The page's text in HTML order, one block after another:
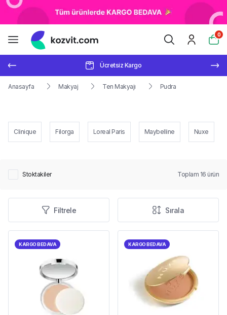
0
Ücretsiz Kargo
Anasayfa Makyaj Ten Makyajı Pudra
Clinique Filorga Loreal Paris Maybelline Nuxe
Stoktakiler Toplam 16 ürün
Filtrele Sırala
KARGO BEDAVA KARGO BEDAVA